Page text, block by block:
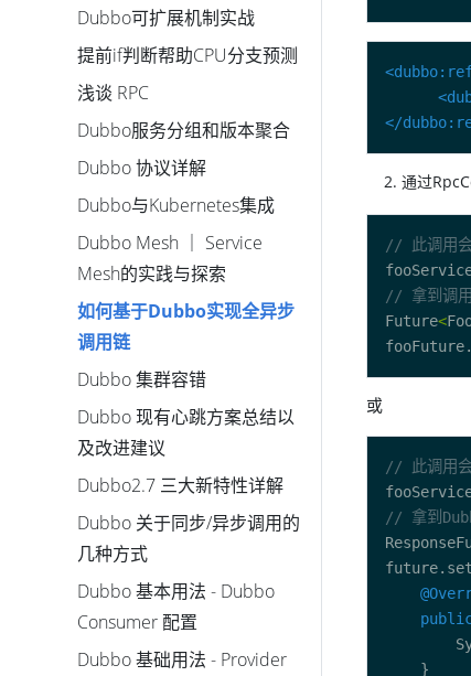
Dubbo可扩展机制实战
提前if判断帮助CPU分支预测
浅谈 RPC
Dubbo服务分组和版本聚合
Dubbo 协议详解
Dubbo与Kubernetes集成
Dubbo Mesh ｜ Service
Mesh的实践与探索
如何基于Dubbo实现全异步
调用链
Dubbo 集群容错
Dubbo 现有心跳方案总结以
及改进建议
Dubbo2.7 三大新特性详解
Dubbo 关于同步/异步调用的
几种方式
Dubbo 基本用法 - Dubbo
Consumer 配置
Dubbo 基础用法 - Provider
</
通过
// 此调用
// 拿到调用
Future<
或
// 此调用
// 拿到